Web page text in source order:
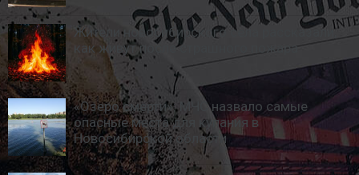
Жители новосибирского села рассказали,
как живут после страшного пожара
«Озеро смерти»: МЧС назвало самые
опасные места для купания в
Новосибирской области